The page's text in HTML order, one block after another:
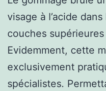
visage à l’acide
couches supérieures
Evidemment, cette
exclusivement
spécialistes.